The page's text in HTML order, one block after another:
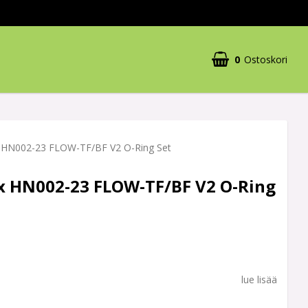
0 Ostoskori
23 FLOW-TF/BF V2 O-Ring Set
23 FLOW-TF/BF V2 O-Ring
lue lisää